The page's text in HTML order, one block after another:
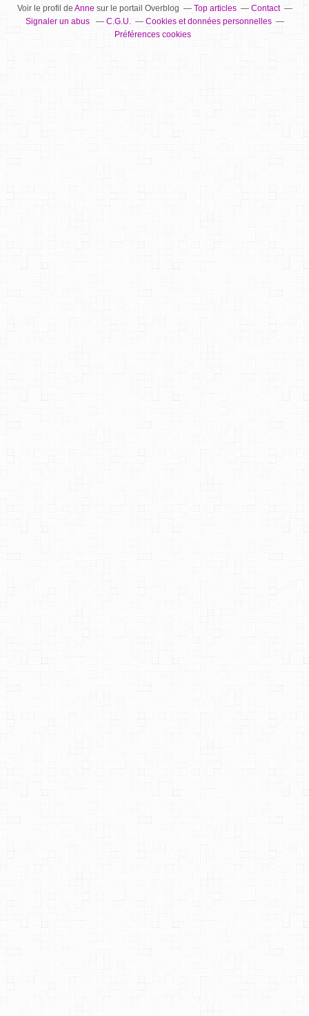
Voir le profil de Annesur le portail Overblog Top articles
Contact
Signaler un abus
C.G.U.
Cookies et données personnelles
Préférences cookies